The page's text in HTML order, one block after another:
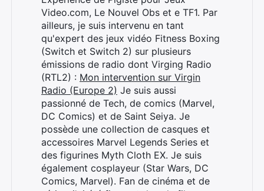
Video.com, Le Nouvel Obs et e TF1. Par
ailleurs, je suis intervenu en tant
qu'expert des jeux vidéo Fitness Boxing
(Switch et Switch 2) sur plusieurs
émissions de radio dont Virging Radio
(RTL2) : Mon intervention sur Virgin
Radio (Europe 2) Je suis aussi
passionné de Tech, de comics (Marvel,
DC Comics) et de Saint Seiya. Je
possède une collection de casques et
accessoires Marvel Legends Series et
des figurines Myth Cloth EX. Je suis
également cosplayeur (Star Wars, DC
Comics, Marvel). Fan de cinéma et de